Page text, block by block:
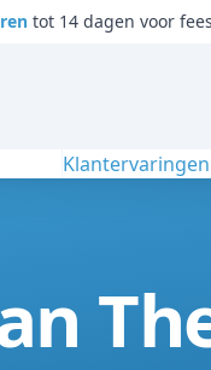
tot 14 dagen voor
Klantervaringen